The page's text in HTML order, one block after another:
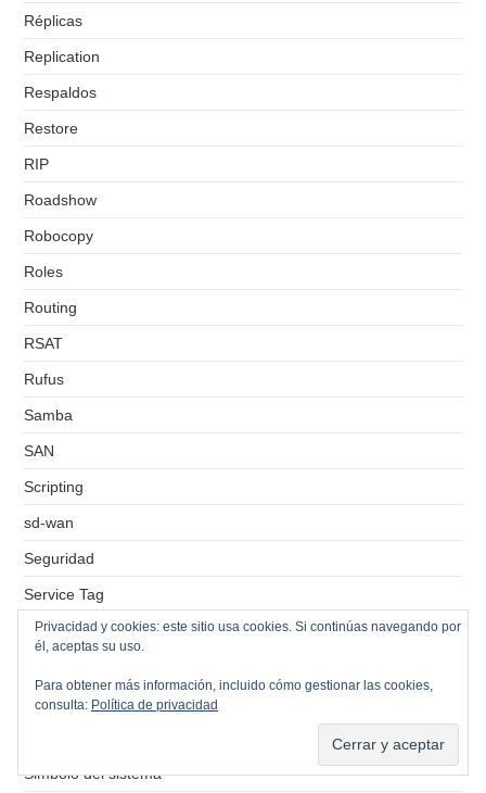
Réplicas
Replication
Respaldos
Restore
RIP
Roadshow
Robocopy
Roles
Routing
RSAT
Rufus
Samba
SAN
Scripting
sd-wan
Seguridad
Service Tag
Servidor de correos
Servidor de impresión
Simbolo del sistema
Privacidad y cookies: este sitio usa cookies. Si continúas navegando por
él, aceptas su uso.
Para obtener más información, incluido cómo gestionar las cookies,
consulta: Política de privacidad